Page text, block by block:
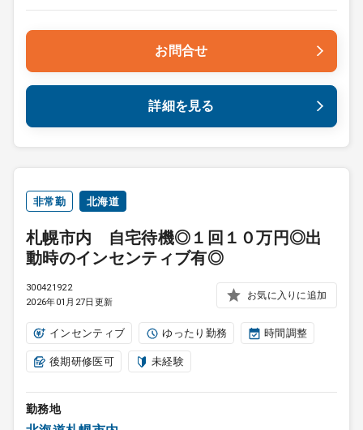
お問合せ
詳細を見る
非常勤 北海道
札幌市内 自宅待機◎１回１０万円◎出
動時のインセンティブ有◎
300421922
2026年01月27日更新
お気に入りに追加
インセンティブ ゆったり勤務 時間調整
後期研修医可 未経験
勤務地